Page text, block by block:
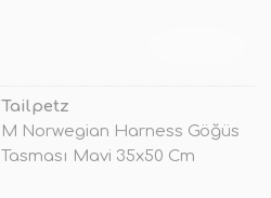
Tailpetz
M Norwegian Harness Göğüs
Tasması Mavi 35x50 Cm